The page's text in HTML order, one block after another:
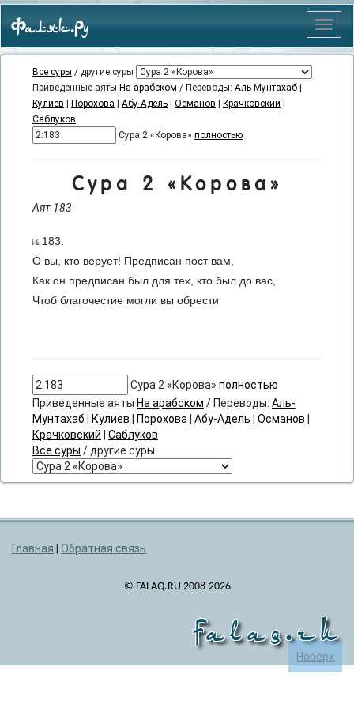
Меню
Фаляк.Ру
Все суры / другие суры
Приведенные аяты На арабском / Переводы: Аль-Мунтахаб
Кулиев
Порохова Абу-Адель Османов Крачковский
Саблуков
Сура 2 «Корова» полностью
Сура 2 «Корова»
Аят 183
183.
О вы, кто верует! Предписан пост вам,
Как он предписан был для тех, кто был до вас,
Чтоб благочестие могли вы обрести
Сура 2 «Корова» полностью
Приведенные аяты На арабском / Переводы: Аль-
Мунтахаб
Кулиев Порохова Абу-Адель Османов
Крачковский
Саблуков
Все суры / другие суры
Наверх
Главная Обратная связь
© FALAQ.RU 2008-2026
falaq.ru